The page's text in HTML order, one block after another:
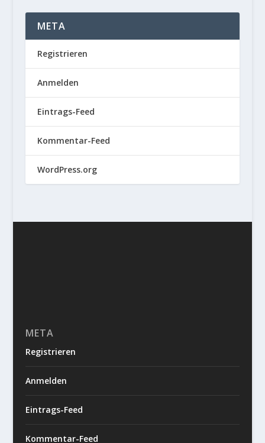
META
Registrieren
Anmelden
Eintrags-Feed
Kommentar-Feed
WordPress.org
META
Registrieren
Anmelden
Eintrags-Feed
Kommentar-Feed